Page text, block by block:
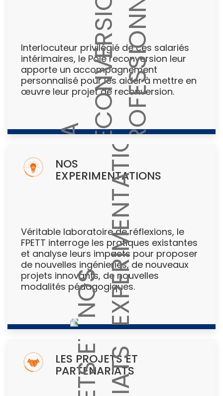
Interlocuteur privilégié de ces salariés
intérimaires, le Pôle reconversion leur
apporte un accompagnement
personnalisé pour les aider à mettre en
œuvre leur projet de reconversion.
NOS
EXPERIMENTATIONS
Véritable laboratoire de réflexions, le
FPETT interroge les pratiques existantes
et analyse leurs impacts pour proposer
de nouvelles ingénieries, de nouveaux
projets innovants, de nouvelles
modalités pédagogiques.
LES PROJETS ET
PARTENARIATS